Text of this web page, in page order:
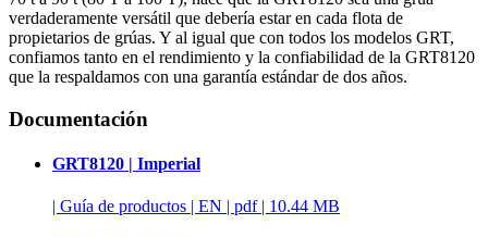
verdaderamente versátil que debería estar en cada flota de
propietarios de grúas. Y al igual que con todos los modelos GRT,
confiamos tanto en el rendimiento y la confiabilidad de la GRT8120
que la respaldamos con una garantía estándar de dos años.
Documentación
GRT8120 | Imperial
| Guía de productos | EN | pdf | 10.44 MB